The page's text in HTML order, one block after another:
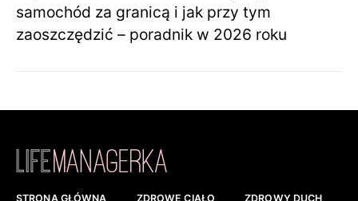
samochód za granicą i jak przy tym
zaoszczędzić – poradnik w 2026 roku
STRONA GŁÓWNA ZDROWE CIAŁO ZDROWY DUCH